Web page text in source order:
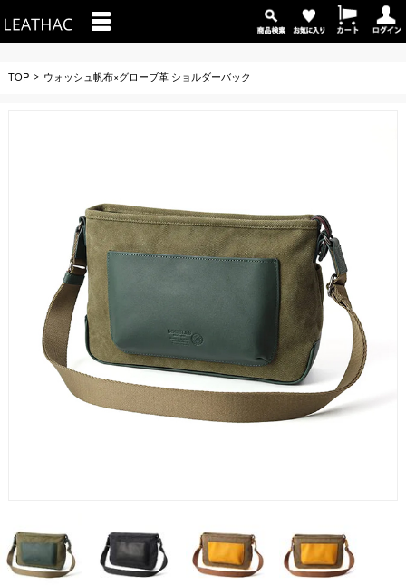
TOP ウォッシュ帆布×グローブ革 ショルダーバック